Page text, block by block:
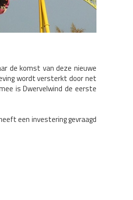
de komst van deze nieuwe
wordt versterkt door net
is Dwervelwind de eerste
een investering gevraagd